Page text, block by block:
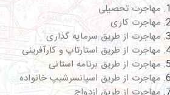
مهاجرت تحصیلی
مهاجرت کاری
مهاجرت از طریق سرمایه گذاری
مهاجرت از طریق استارتاپ و کارآفرینی
مهاجرت از طریق برنامه استانی
مهاجرت از طریق اسپانسرشیپ خانواده